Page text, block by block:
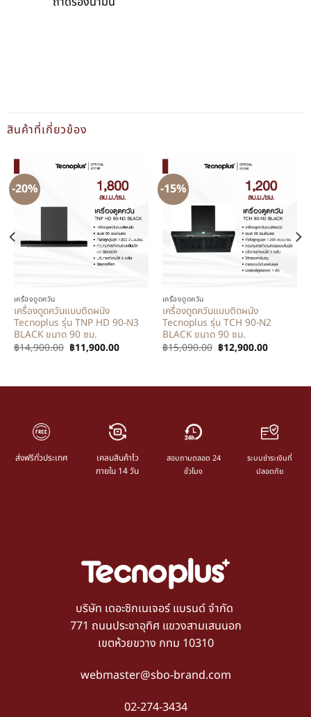
สินค้าที่เกี่ยวข้อง
-20%
เครื่องดูดควัน
เครื่องดูดควันแบบติดผนัง
Tecnoplus รุ่น TNP HD 90-N3
BLACK ขนาด 90 ซม.
฿14,900.00 ฿11,900.00
-15%
เครื่องดูดควัน
เครื่องดูดควันแบบติดผนัง
Tecnoplus รุ่น TCH 90-N2
BLACK ขนาด 90 ซม.
฿15,090.00 ฿12,900.00
ส่งฟรีทั่วประเทศ
เคลมสินค้าไว
ภายใน 14 วัน
สอบถามตลอด 24
ชั่วโมง
ระบบชำระเงินที่
ปลอดภัย
บริษัท เดอะซิกเนเจอร์ แบรนด์ จำกัด
771 ถนนประชาอุทิศ แขวงสามเสนนอก
เขตห้วยขวาง กทม 10310
webmaster@sbo-brand.com
02-274-3434